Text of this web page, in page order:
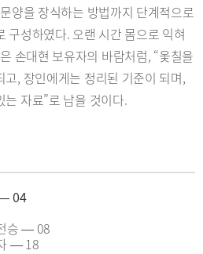
양을 장식하는 방법까지 단계적으로
구성하였다. 오랜 시간 몸으로 익혀
손대현 보유자의 바람처럼, “옻칠을
, 장인에게는 정리된 기준이 되며,
자료”로 남을 것이다.
04
승 ― 08
― 18